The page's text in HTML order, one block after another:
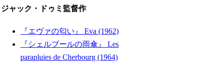
ジャック・ドゥミ監督作
『エヴァの匂い』 Eva (1962)
『シェルブールの雨傘』 Les
parapluies de Cherbourg (1964)